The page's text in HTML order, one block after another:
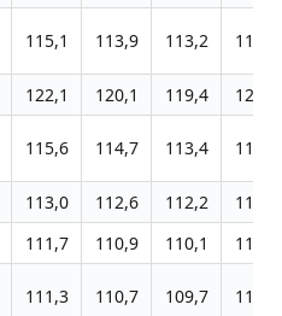
115,1 113,9 113,2 113,0
122,1 120,1 119,4
121,6
115,6 114,7 113,4 112,7
113,0 112,6 112,2
110,7
111,7 110,9 110,1
110,5
111,3 110,7 109,7 110,0